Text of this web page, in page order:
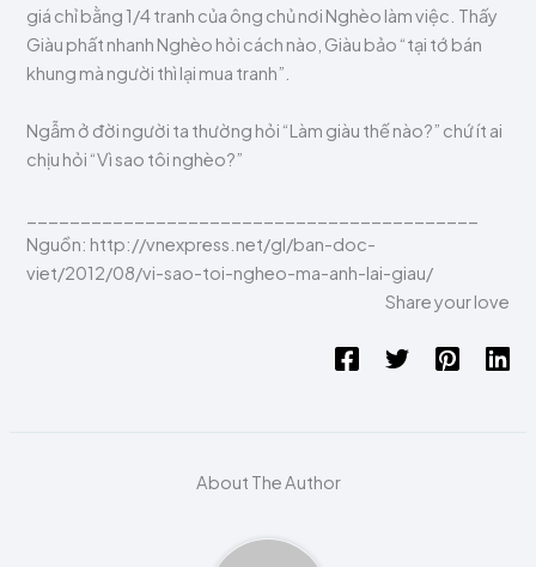
giá chỉ bằng 1/4 tranh của ông chủ nơi Nghèo làm việc. Thấy
Giàu phất nhanh Nghèo hỏi cách nào, Giàu bảo “tại tớ bán
khung mà người thì lại mua tranh”.
Ngẫm ở đời người ta thường hỏi “Làm giàu thế nào?” chứ ít ai
chịu hỏi “Vì sao tôi nghèo?”
Nguồn: http://vnexpress.net/gl/ban-doc-
viet/2012/08/vi-sao-toi-ngheo-ma-anh-lai-giau/
Share your love
About The Author